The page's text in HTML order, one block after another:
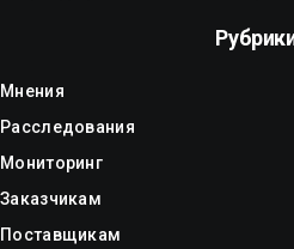
Мнения
Расследования
Мониторинг
Заказчикам
Поставщикам